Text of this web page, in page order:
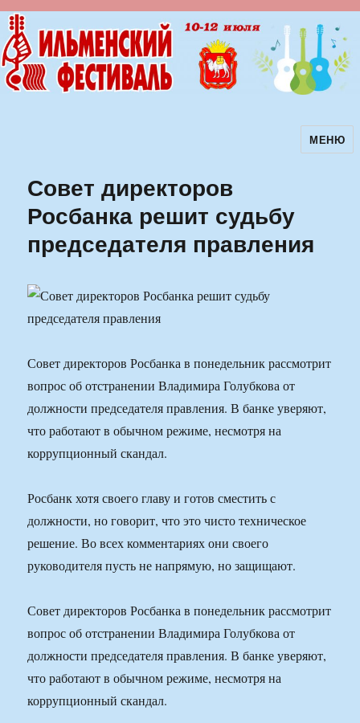
Ильменский фестиваль авторскойМЕНЮ
Совет директоров
Росбанка решит судьбу
председателя правления
Совет директоров Росбанка в понедельник рассмотрит
вопрос об отстранении Владимира Голубкова от
должности председателя правления. В банке уверяют,
что работают в обычном режиме, несмотря на
коррупционный скандал.
Росбанк хотя своего главу и готов сместить с
должности, но говорит, что это чисто техническое
решение. Во всех комментариях они своего
руководителя пусть не напрямую, но защищают.
Совет директоров Росбанка в понедельник рассмотрит
вопрос об отстранении Владимира Голубкова от
должности председателя правления. В банке уверяют,
что работают в обычном режиме, несмотря на
коррупционный скандал.